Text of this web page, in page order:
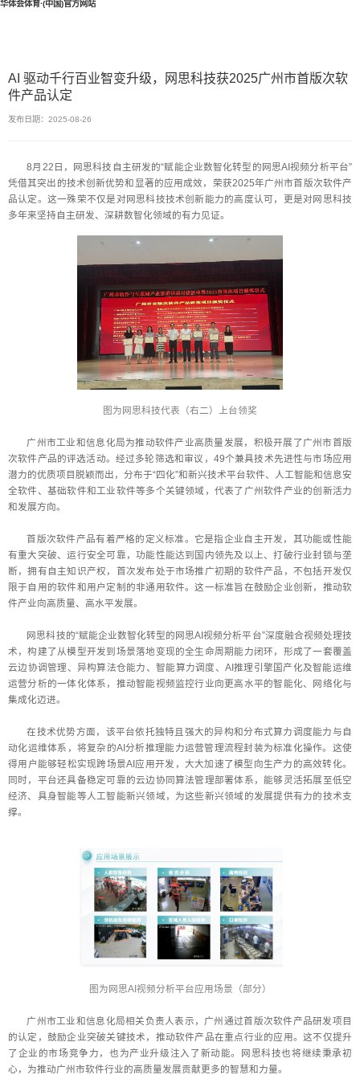
华体会体育·(中国)官方网站
AI 驱动千行百业智变升级，网思科技获2025广州市首版次软
件产品认定
发布日期：2025-08-26
8月22日，网思科技自主研发的“赋能企业数智化转型的网思AI视频分析平台”
凭借其突出的技术创新优势和显著的应用成效，荣获2025年广州市首版次软件产
品认定。这一殊荣不仅是对网思科技技术创新能力的高度认可，更是对网思科技
多年来坚持自主研发、深耕数智化领域的有力见证。
图为网思科技代表（右二）上台领奖
广州市工业和信息化局为推动软件产业高质量发展，积极开展了广州市首版
次软件产品的评选活动。经过多轮筛选和审议，49个兼具技术先进性与市场应用
潜力的优质项目脱颖而出，分布于“四化”和新兴技术平台软件、人工智能和信息安
全软件、基础软件和工业软件等多个关键领域，代表了广州软件产业的创新活力
和发展方向。
首版次软件产品有着严格的定义标准。它是指企业自主开发，其功能或性能
有重大突破、运行安全可靠，功能性能达到国内领先及以上、打破行业封锁与垄
断，拥有自主知识产权，首次发布处于市场推广初期的软件产品，不包括开发仅
限于自用的软件和用户定制的非通用软件。这一标准旨在鼓励企业创新，推动软
件产业向高质量、高水平发展。
网思科技的“赋能企业数智化转型的网思AI视频分析平台”深度融合视频处理技
术，构建了从模型开发到场景落地变现的全生命周期能力闭环，形成了一套覆盖
云边协调管理、异构算法仓能力、智能算力调度、AI推理引擎国产化及智能运维
运营分析的一体化体系，推动智能视频监控行业向更高水平的智能化、网络化与
集成化迈进。
在技术优势方面，该平台依托独特且强大的异构和分布式算力调度能力与自
动化运维体系，将复杂的AI分析推理能力运营管理流程封装为标准化操作。这使
得用户能够轻松实现跨场景AI应用开发，大大加速了模型向生产力的高效转化。
同时，平台还具备稳定可靠的云边协同算法管理部署体系，能够灵活拓展至低空
经济、具身智能等人工智能新兴领域，为这些新兴领域的发展提供有力的技术支
撑。
图为网思AI视频分析平台应用场景（部分）
广州市工业和信息化局相关负责人表示，广州通过首版次软件产品研发项目
的认定，鼓励企业突破关键技术，推动软件产品在重点行业的应用。这不仅提升
了企业的市场竞争力，也为产业升级注入了新动能。网思科技也将继续秉承初
心，为推动广州市软件行业的高质量发展贡献更多的智慧和力量。